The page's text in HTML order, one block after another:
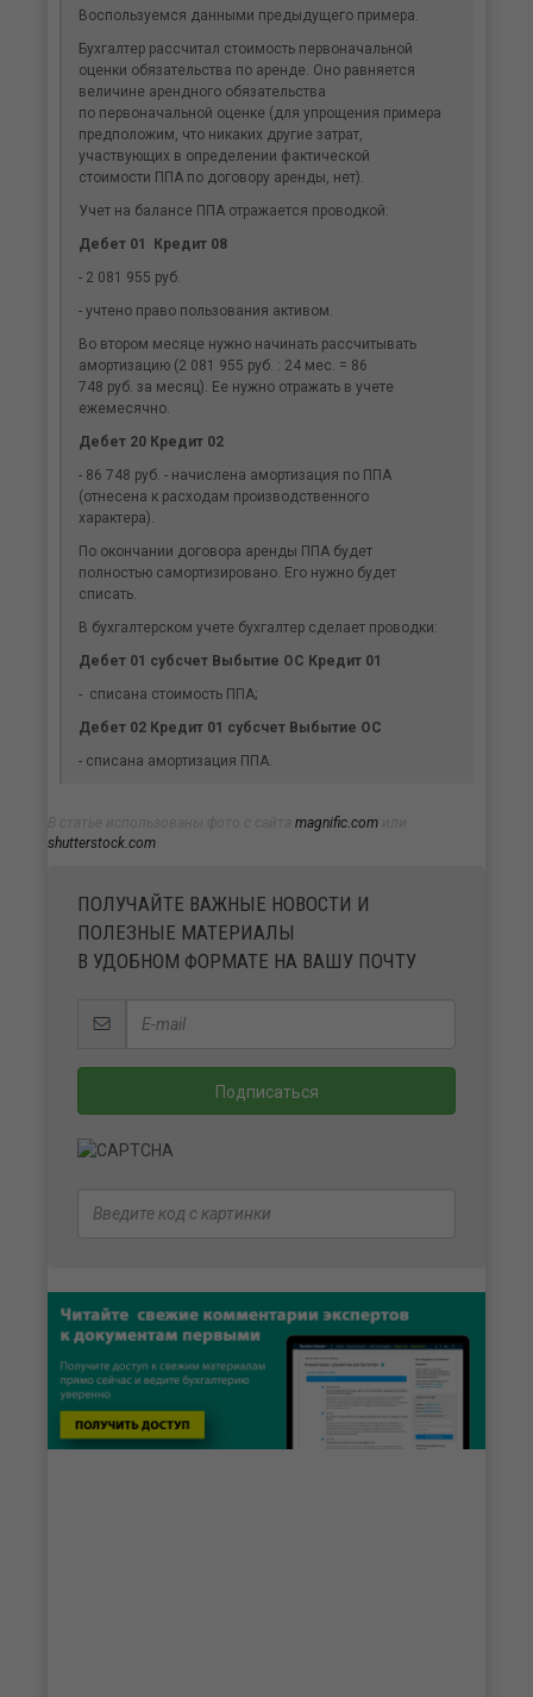
Воспользуемся данными предыдущего примера.
Бухгалтер рассчитал стоимость первоначальной
оценки обязательства по аренде. Оно равняется
величине арендного обязательства
по первоначальной оценке (для упрощения примера
предположим, что никаких другие затрат,
участвующих в определении фактической
стоимости ППА по договору аренды, нет).
Учет на балансе ППА отражается проводкой:
Дебет 01 Кредит 08
- 2 081 955 руб.
- учтено право пользования активом.
Во втором месяце нужно начинать рассчитывать
амортизацию (2 081 955 руб. : 24 мес. = 86
748 руб. за месяц). Ее нужно отражать в учете
ежемесячно.
Дебет 20 Кредит 02
- 86 748 руб. - начислена амортизация по ППА
(отнесена к расходам производственного
характера).
По окончании договора аренды ППА будет
полностью самортизировано. Его нужно будет
списать.
В бухгалтерском учете бухгалтер сделает проводки:
Дебет 01 субсчет Выбытие ОС Кредит 01
- списана стоимость ППА;
Дебет 02 Кредит 01 субсчет Выбытие ОС
- списана амортизация ППА.
magnific.com
shutterstock.com
ПОЛУЧАЙТЕ ВАЖНЫЕ НОВОСТИ И
ПОЛЕЗНЫЕ МАТЕРИАЛЫ
В УДОБНОМ ФОРМАТЕ НА ВАШУ ПОЧТУ